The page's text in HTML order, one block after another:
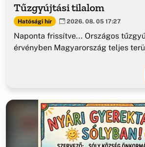
Tűzgyújtási tilalom
Hatósági hír 2026. 08. 05 17:27
Naponta frissítve... Országos
érvényben Magyarország teljes